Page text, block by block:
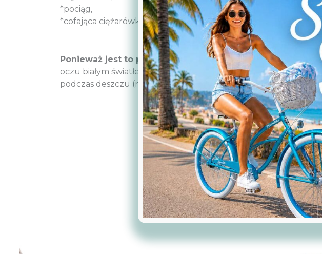
*pociąg,
*cofająca ciężarówka.
Ponieważ jest to produkt dla dzieci zadbaliśmy o
oczu białym światłem (10 lumenów). Z tego samego powodu
podczas deszczu (raczej drobnego, nie podczas ulewy).